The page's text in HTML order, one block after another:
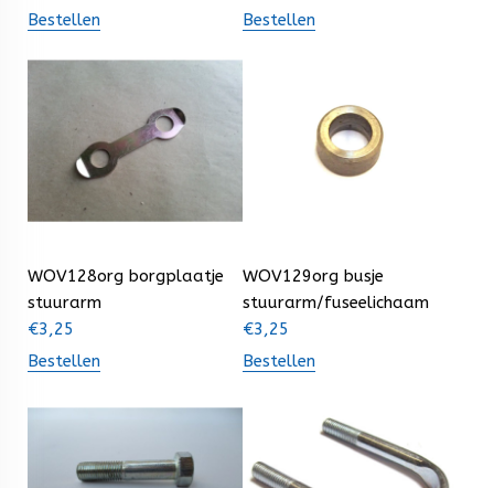
Bestellen
Bestellen
WOV128org borgplaatje
stuurarm
€3,25
Bestellen
WOV129org busje
stuurarm/fuseelichaam
€3,25
Bestellen